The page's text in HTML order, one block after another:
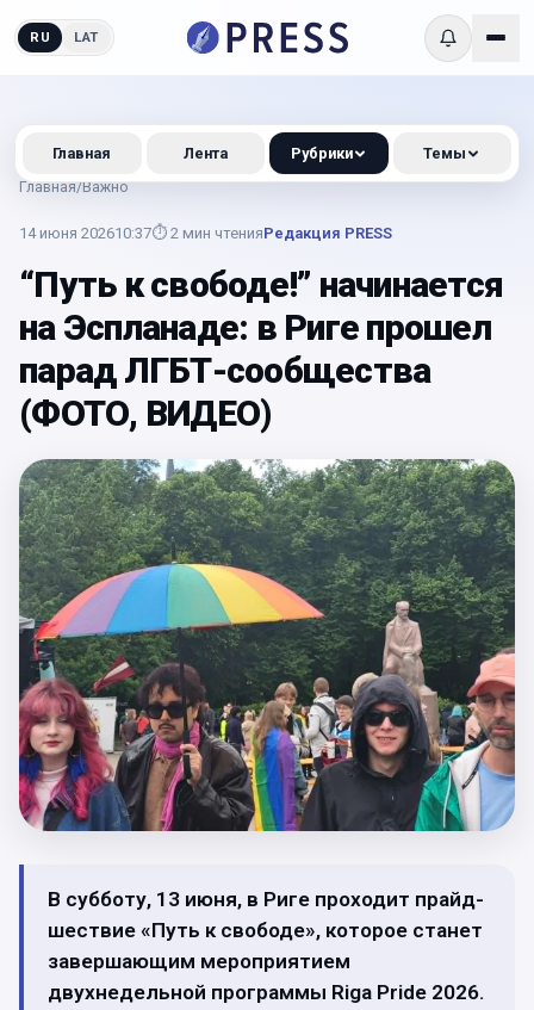
RU LAT
Главная/Важно
14 июня 202610:37⏱ 2 мин чтенияРедакция PRESS
“Путь к свободе!” начинается
на Эспланаде: в Риге прошел
парад ЛГБТ-сообщества
(ФОТО, ВИДЕО)
В субботу, 13 июня, в Риге проходит прайд-
шествие «Путь к свободе», которое станет
завершающим мероприятием
двухнедельной программы Riga Pride 2026.
Главная Лента Рубрики Темы